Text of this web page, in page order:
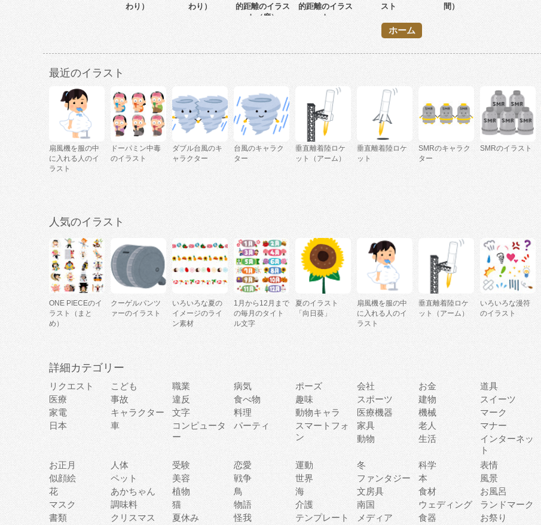
わり）
わり）
的距離のイラス
ト（席）
的距離のイラス
ト
スト
間）
ホーム
最近のイラスト
扇風機を服の中
に入れる人のイ
ラスト
ドーパミン中毒
のイラスト
ダブル台風のキ
ャラクター
台風のキャラク
ター
垂直離着陸ロケ
ット（アーム）
垂直離着陸ロケ
ット
SMRのキャラク
ター
SMRのイラスト
人気のイラスト
ONE PIECEのイ
ラスト（まと
め）
クーゲルパンツ
ァーのイラスト
いろいろな夏の
イメージのライ
ン素材
1月から12月まで
の毎月のタイト
ル文字
夏のイラスト
「向日葵」
扇風機を服の中
に入れる人のイ
ラスト
垂直離着陸ロケ
ット（アーム）
いろいろな漫符
のイラスト
詳細カテゴリー
リクエスト こども 職業 病気 ポーズ 会社 お金 道具
医療
事故 違反 食べ物 趣味 スポーツ 建物 スイーツ
家電
キャラクター 文字 料理 動物キャラ 医療機器 機械 マーク
日本
車
コンピュータ
ー
パーティ
スマートフォ
ン
家具 老人 マナー
動物
生活
インターネッ
ト
お正月
人体 受験 恋愛 運動 冬 科学 表情
似顔絵
ペット 美容 戦争 世界 ファンタジー 本 風景
花
あかちゃん 植物 鳥 海 文房具 食材 お風呂
マスク
調味料 猫 物語 介護 南国 ウェディング ランドマーク
書類
クリスマス 夏休み 怪我 テンプレート メディア 食器 お祭り